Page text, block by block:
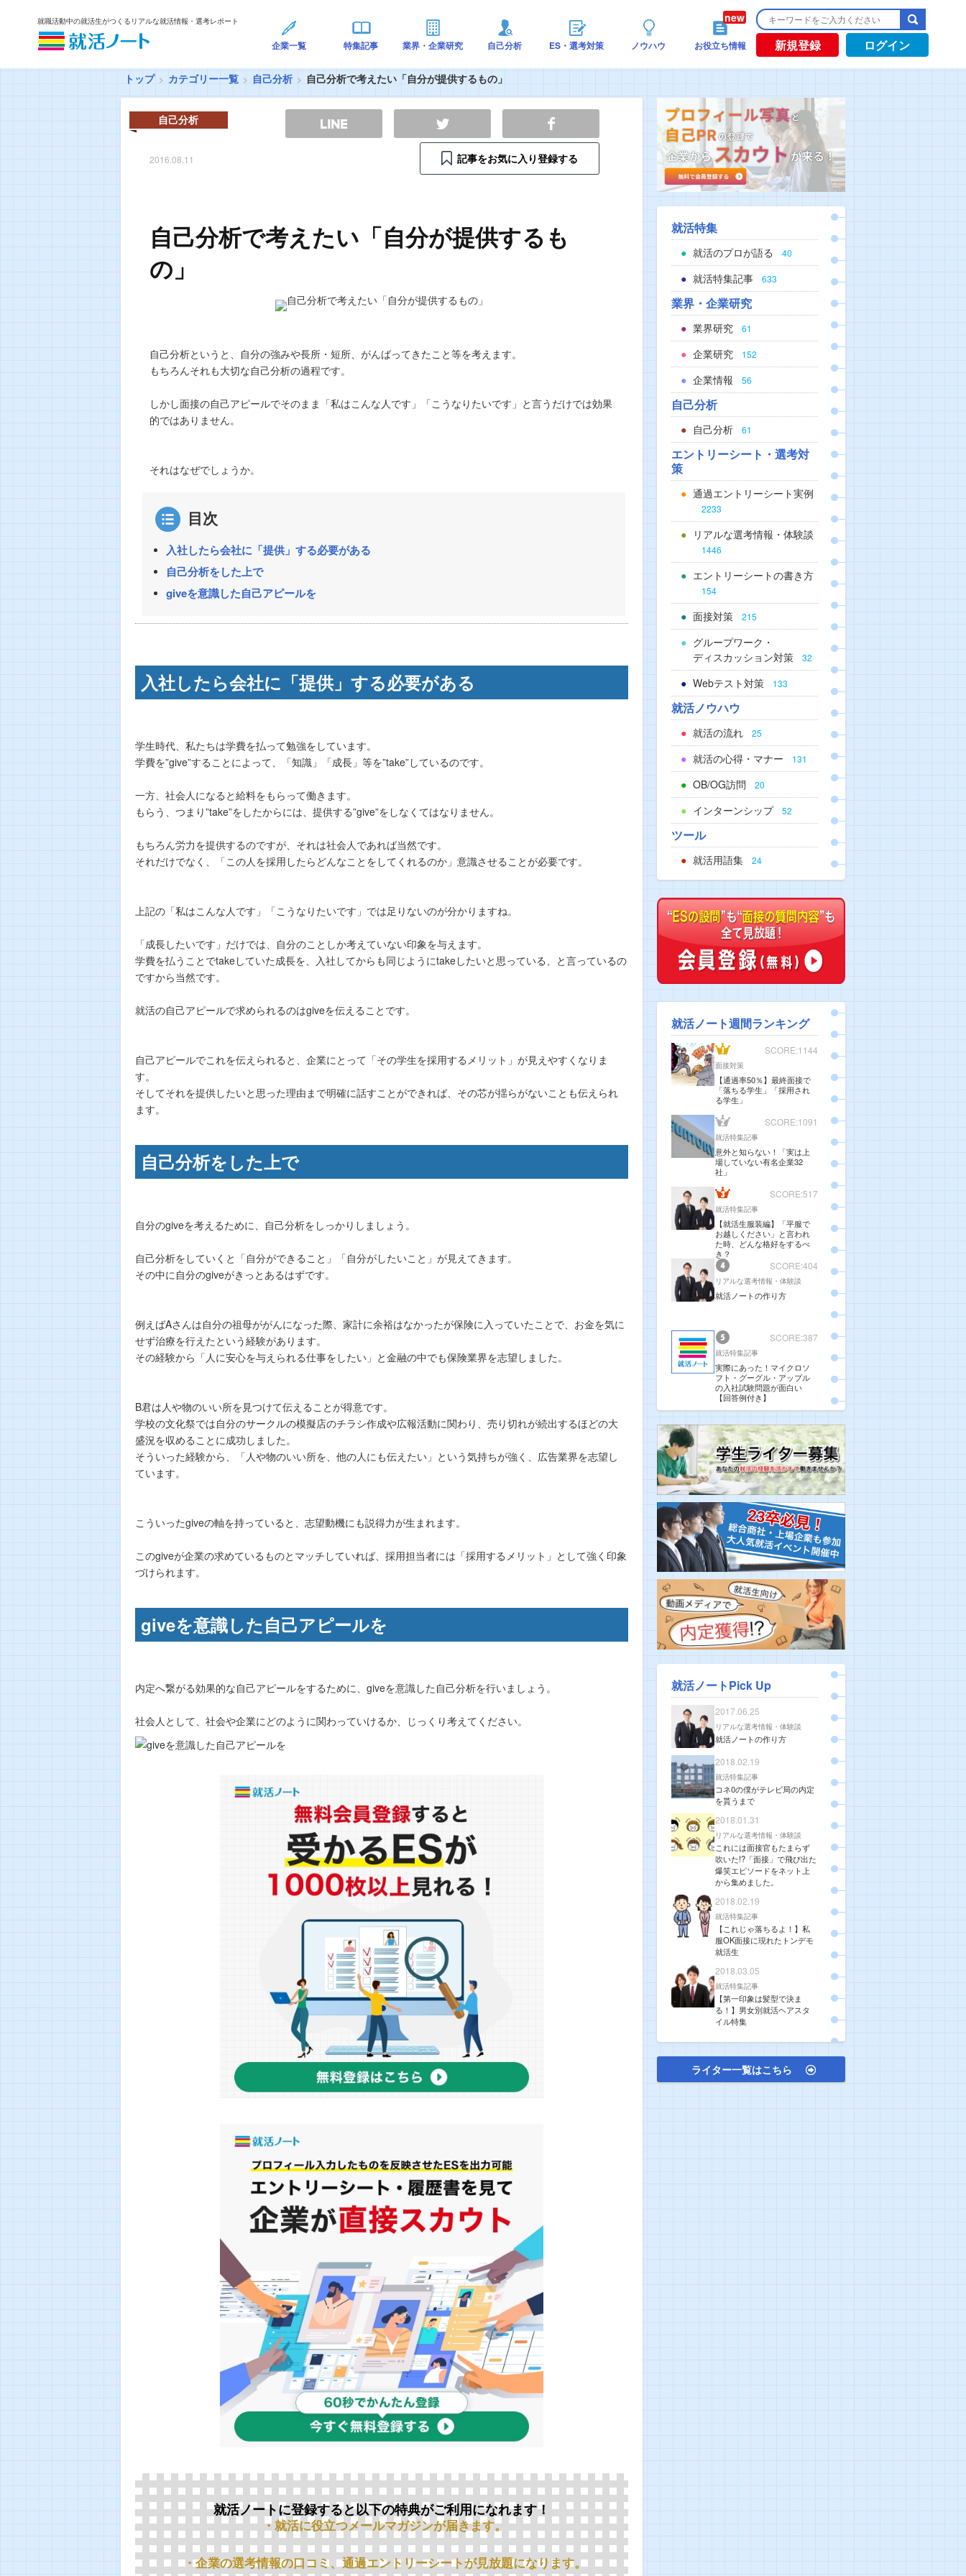
就職活動中の就活生がつくるリアルな就活情報・選考レポート
企業一覧 特集記事 業界・企業研究 自己分析 ES・選考対策 ノウハウ お役立ち情報 新規登録 ログイン
トップ カテゴリー一覧 自己分析 自己分析で考えたい「自分が提供するもの」
自己分析
2016.08.11 記事をお気に入り登録する
自己分析で考えたい「自分が提供するも
の」
自己分析というと、自分の強みや長所・短所、がんばってきたこと等を考えます。
もちろんそれも大切な自己分析の過程です。
しかし面接の自己アピールでそのまま「私はこんな人です」「こうなりたいです」と言うだけでは効果
的ではありません。
それはなぜでしょうか。
目次
入社したら会社に「提供」する必要がある
自己分析をした上で
giveを意識した自己アピールを
入社したら会社に「提供」する必要がある
学生時代、私たちは学費を払って勉強をしています。
学費を”give”することによって、「知識」「成長」等を”take”しているのです。
一方、社会人になると給料をもらって働きます。
もらう、つまり”take”をしたからには、提供する”give”をしなくてはなりません。
もちろん労力を提供するのですが、それは社会人であれば当然です。
それだけでなく、「この人を採用したらどんなことをしてくれるのか」意識させることが必要です。
上記の「私はこんな人です」「こうなりたいです」では足りないのが分かりますね。
「成長したいです」だけでは、自分のことしか考えていない印象を与えます。
学費を払うことでtakeしていた成長を、入社してからも同じようにtakeしたいと思っている、と言っているの
ですから当然です。
就活の自己アピールで求められるのはgiveを伝えることです。
自己アピールでこれを伝えられると、企業にとって「その学生を採用するメリット」が見えやすくなりま
す。
そしてそれを提供したいと思った理由まで明確に話すことができれば、その芯が揺らがないことも伝えられ
ます。
自己分析をした上で
自分のgiveを考えるために、自己分析をしっかりしましょう。
自己分析をしていくと「自分ができること」「自分がしたいこと」が見えてきます。
その中に自分のgiveがきっとあるはずです。
例えばAさんは自分の祖母ががんになった際、家計に余裕はなかったが保険に入っていたことで、お金を気に
せず治療を行えたという経験があります。
その経験から「人に安心を与えられる仕事をしたい」と金融の中でも保険業界を志望しました。
B君は人や物のいい所を見つけて伝えることが得意です。
学校の文化祭では自分のサークルの模擬店のチラシ作成や広報活動に関わり、売り切れが続出するほどの大
盛況を収めることに成功しました。
そういった経験から、「人や物のいい所を、他の人にも伝えたい」という気持ちが強く、広告業界を志望し
ています。
こういったgiveの軸を持っていると、志望動機にも説得力が生まれます。
このgiveが企業の求めているものとマッチしていれば、採用担当者には「採用するメリット」として強く印象
づけられます。
giveを意識した自己アピールを
内定へ繋がる効果的な自己アピールをするために、giveを意識した自己分析を行いましょう。
社会人として、社会や企業にどのように関わっていけるか、じっくり考えてください。
就活ノートに登録すると以下の特典がご利用になれます！
・就活に役立つメールマガジンが届きます。
・企業の選考情報の口コミ、通過エントリーシートが見放題になります。
就活特集
就活のプロが語る 40
就活特集記事 633
業界・企業研究
業界研究 61
企業研究 152
企業情報 56
自己分析
自己分析 61
エントリーシート・選考対
策
通過エントリーシート実例
2233
リアルな選考情報・体験談
1446
エントリーシートの書き方
154
面接対策 215
グループワーク・
ディスカッション対策
32
Webテスト対策 133
就活ノウハウ
就活の流れ 25
就活の心得・マナー 131
OB/OG訪問 20
インターンシップ 52
ツール
就活用語集 24
就活ノート週間ランキング
SCORE:1144
面接対策
【通過率50％】最終面接で
「落ちる学生」「採用され
る学生」
SCORE:1091
就活特集記事
意外と知らない！「実は上
場していない有名企業32
社」
SCORE:517
就活特集記事
【就活生服装編】「平服で
お越しください」と言われ
た時、どんな格好をするべ
き？
SCORE:404
リアルな選考情報・体験談
就活ノートの作り方
SCORE:387
就活特集記事
実際にあった！マイクロソ
フト・グーグル・アップル
の入社試験問題が面白い
【回答例付き】
就活ノートPick Up
2017.06.25
リアルな選考情報・体験談
就活ノートの作り方
2018.02.19
就活特集記事
コネ0の僕がテレビ局の内定
を貰うまで
2018.01.31
リアルな選考情報・体験談
これには面接官もたまらず
吹いた!?「面接」で飛び出た
爆笑エピソードをネット上
から集めました。
2018.02.19
就活特集記事
【これじゃ落ちるよ！】私
服OK面接に現れたトンデモ
就活生
2018.03.05
就活特集記事
【第一印象は髪型で決ま
る！】男女別就活ヘアスタ
イル特集
ライター一覧はこちら